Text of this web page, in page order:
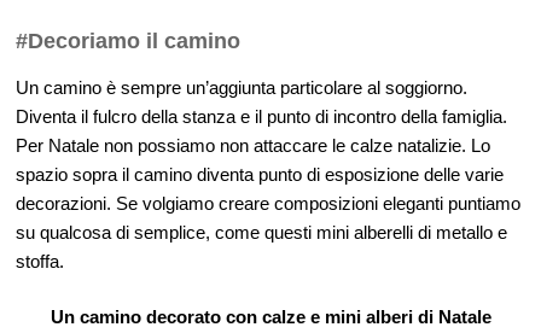
#Decoriamo il camino
Un camino è sempre un’aggiunta particolare al soggiorno.
Diventa il fulcro della stanza e il punto di incontro della famiglia.
Per Natale non possiamo non attaccare le calze natalizie. Lo
spazio sopra il camino diventa punto di esposizione delle varie
decorazioni. Se volgiamo creare composizioni eleganti puntiamo
su qualcosa di semplice, come questi mini alberelli di metallo e
stoffa.
Un camino decorato con calze e mini alberi di Natale